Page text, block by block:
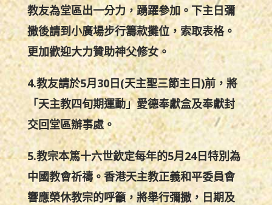
教友為堂區出一分力，踴躍參加。下主日彌
撒後請到小廣場步行籌款攤位，索取表格。
更加歡迎大力贊助神父修女。
4.教友請於5月30日(天主聖三節主日)前，將
「天主教四旬期運動」愛德奉獻盒及奉獻封
交回堂區辦事處。
5.教宗本篤十六世欽定每年的5月24日特別為
中國教會祈禱。香港天主教正義和平委員會
響應榮休教宗的呼籲，將舉行彌撒，日期及